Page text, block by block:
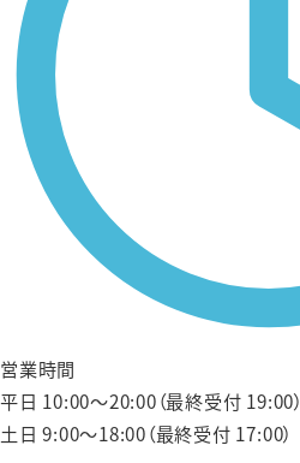
営業時間
平日 10:00〜20:00（最終受付 19:00）
土日 9:00〜18:00（最終受付 17:00）